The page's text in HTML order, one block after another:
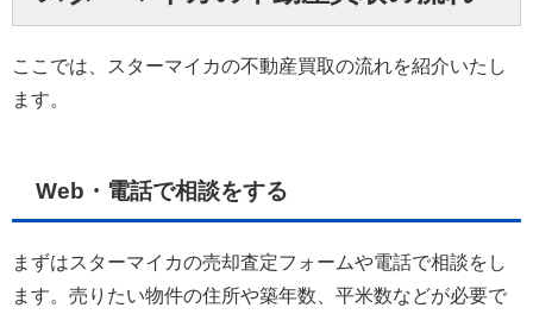
ここでは、スターマイカの不動産買取の流れを紹介いたし
ます。
Web・電話で相談をする
まずはスターマイカの売却査定フォームや電話で相談をし
ます。売りたい物件の住所や築年数、平米数などが必要で